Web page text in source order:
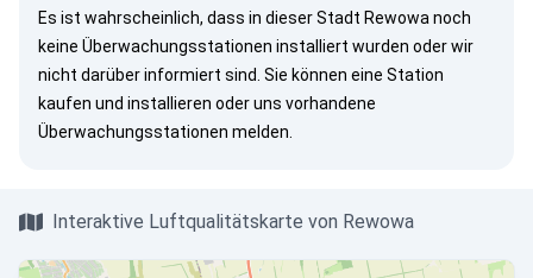
Es ist wahrscheinlich, dass in dieser Stadt Rewowa noch
keine Überwachungsstationen installiert wurden oder wir
nicht darüber informiert sind. Sie können eine Station
kaufen und installieren oder uns vorhandene
Überwachungsstationen melden.
Interaktive Luftqualitätskarte von Rewowa